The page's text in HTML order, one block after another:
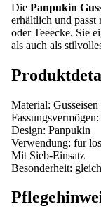
Die Panpukin
erhältlich und
oder Teeecke. Sie
als auch als
Material: Gusseisen
Design: Panpukin
Verwendung: für
Mit Sieb-Einsatz
Besonderheit: